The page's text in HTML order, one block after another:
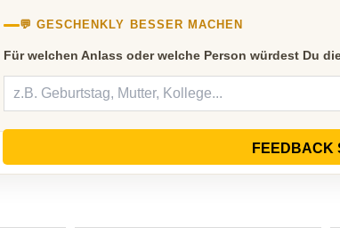
💬 GESCHENKLY BESSER MACHEN
Für welchen Anlass oder welche Person würdest Du
FEEDBACK